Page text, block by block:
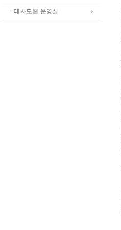
ㆍ테사모웹 운영실